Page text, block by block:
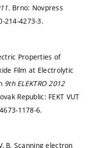
Brno: Novpress
214-4273-3.
Properties of
Film at Electrolytic
9th ELEKTRO 2012
Republic: FEKT VUT
1178-6.
B. Scanning electron